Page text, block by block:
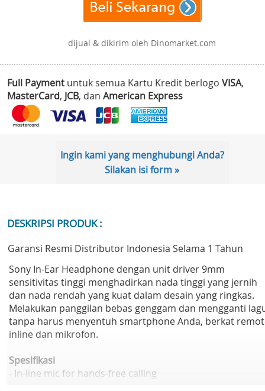
dijual & dikirim oleh Dinomarket.com
Full Payment untuk semua Kartu Kredit berlogo VISA,
MasterCard, JCB, dan American Express
Ingin kami yang menghubungi Anda?
Silakan isi form »
DESKRIPSI PRODUK :
Garansi Resmi Distributor Indonesia Selama 1 Tahun
Sony In-Ear Headphone dengan unit driver 9mm
sensitivitas tinggi menghadirkan nada tinggi yang jernih
dan nada rendah yang kuat dalam desain yang ringkas.
Melakukan panggilan bebas genggam dan mengganti
tanpa harus menyentuh smartphone Anda, berkat
inline dan mikrofon.
Spesifikasi
- In-line mic for hands-free calling